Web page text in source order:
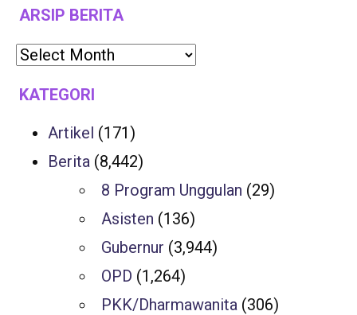
ARSIP BERITA
KATEGORI
Artikel (171)
Berita (8,442)
8 Program Unggulan (29)
Asisten (136)
Gubernur (3,944)
OPD (1,264)
PKK/Dharmawanita (306)